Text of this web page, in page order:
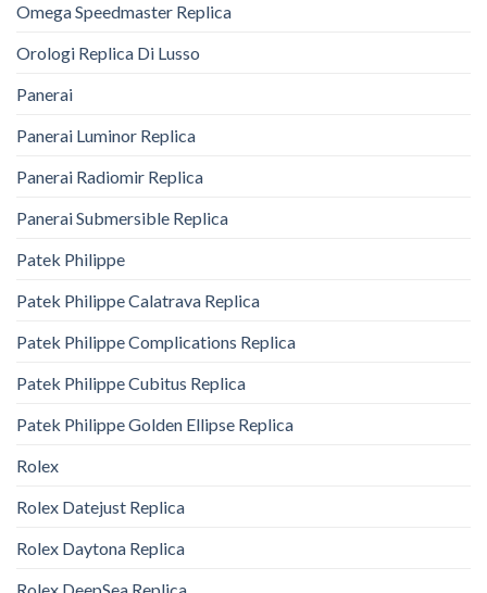
Omega Speedmaster Replica
Orologi Replica Di Lusso
Panerai
Panerai Luminor Replica
Panerai Radiomir Replica
Panerai Submersible Replica
Patek Philippe
Patek Philippe Calatrava Replica
Patek Philippe Complications Replica
Patek Philippe Cubitus Replica
Patek Philippe Golden Ellipse Replica
Rolex
Rolex Datejust Replica
Rolex Daytona Replica